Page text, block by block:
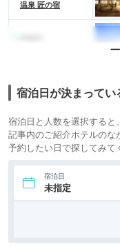
温泉 匠の宿
長日川
8.
「祈願の宿」 青
島・地蔵庵
歓のはな
宿泊日が決まって
宿泊日と人数を選択すると、
記事内のご紹介ホテルのな
予約したい日で探してみて
宿泊日
未指定